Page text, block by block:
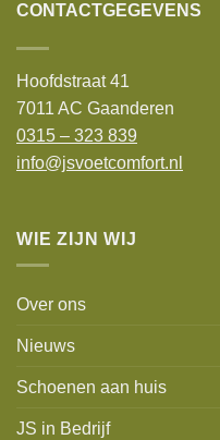
CONTACTGEGEVENS
Hoofdstraat 41
7011 AC Gaanderen
0315 – 323 839
info@jsvoetcomfort.nl
WIE ZIJN WIJ
Over ons
Nieuws
Schoenen aan huis
JS in Bedrijf